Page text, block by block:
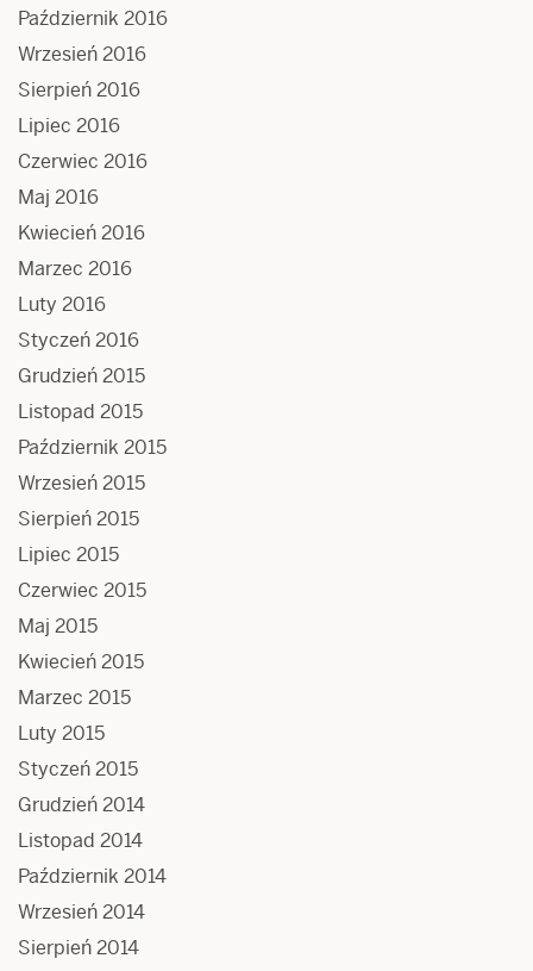
Październik 2016
Wrzesień 2016
Sierpień 2016
Lipiec 2016
Czerwiec 2016
Maj 2016
Kwiecień 2016
Marzec 2016
Luty 2016
Styczeń 2016
Grudzień 2015
Listopad 2015
Październik 2015
Wrzesień 2015
Sierpień 2015
Lipiec 2015
Czerwiec 2015
Maj 2015
Kwiecień 2015
Marzec 2015
Luty 2015
Styczeń 2015
Grudzień 2014
Listopad 2014
Październik 2014
Wrzesień 2014
Sierpień 2014